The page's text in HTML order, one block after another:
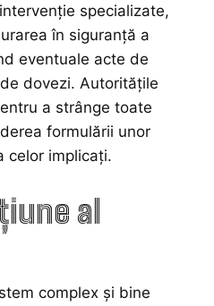
specializate,
în siguranță a
eventuale acte de
dovezi. Autoritățile
a strânge toate
formulării unor
celor implicați.
al
complex și bine